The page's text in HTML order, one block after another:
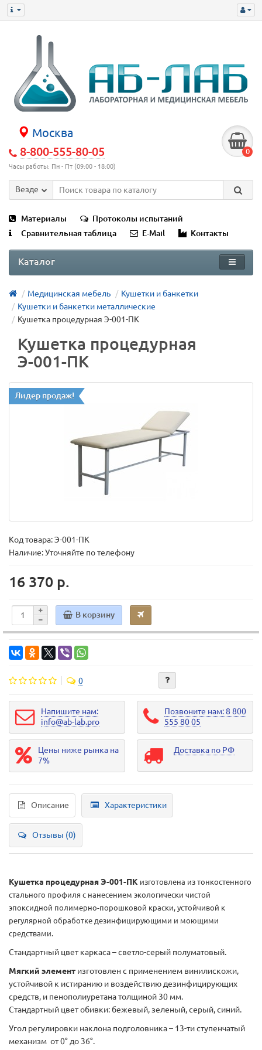
Москва
8-800-555-80-05
Часы работы: Пн - Пт (09:00 - 18:00)
0
Везде
Материалы
Протоколы испытаний
Сравнительная таблица
E-Mail Контакты
Каталог
Медицинская мебель
Кушетки и банкетки
Кушетки и банкетки металлические
Кушетка процедурная Э-001-ПК
Кушетка процедурная
Э-001-ПК
Лидер продаж!
Код товара:Э-001-ПК
Наличие: Уточняйте по телефону
16 370 р.
В корзину
0
Напишите нам:
info@ab-lab.pro
Позвоните нам: 8 800
555 80 05
Цены ниже рынка на
7%
Доставка по РФ
Описание Характеристики
Отзывы (0)
Кушетка процедурная Э-001-ПК изготовлена из тонкостенного
стального профиля с нанесением экологически чистой
эпоксидной полимерно-порошковой краски, устойчивой к
регулярной обработке дезинфицирующими и моющими
средствами.
Стандартный цвет каркаса – светло-серый полуматовый.
Мягкий элемент изготовлен с применением винилискожи,
устойчивой к истиранию и воздействию дезинфицирующих
средств, и пенополиуретана толщиной 30 мм.
Стандартный цвет обивки: бежевый, зеленый, серый, синий.
Угол регулировки наклона подголовника – 13-ти ступенчатый
механизм от 0° до 36°.